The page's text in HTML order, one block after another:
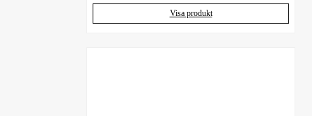
Visa produkt